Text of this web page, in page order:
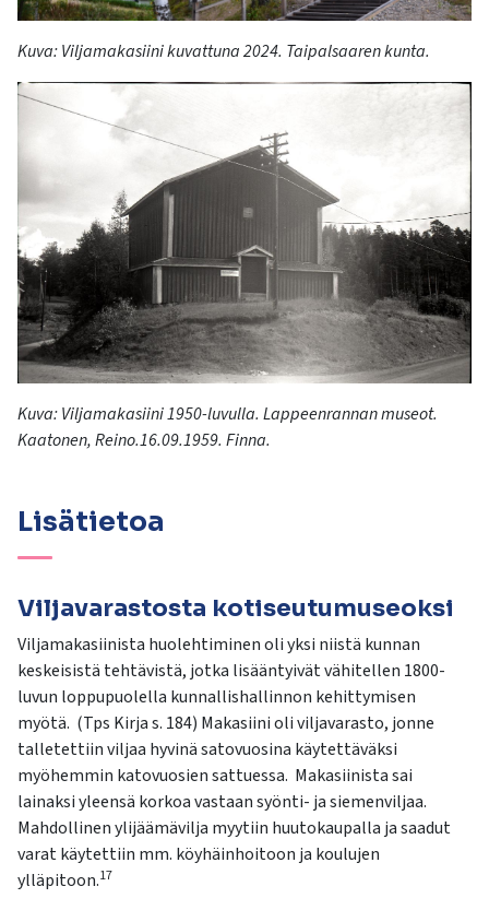
Kuva:Viljamakasiini kuvattuna 2024. Taipalsaaren kunta.
Kuva: Viljamakasiini 1950-luvulla. Lappeenrannan museot.
Kaatonen, Reino.16.09.1959. Finna.
Lisätietoa
Viljavarastosta kotiseutumuseoksi
Viljamakasiinista huolehtiminen oli yksi niistä kunnan
keskeisistä tehtävistä, jotka lisääntyivät vähitellen 1800-
luvun loppupuolella kunnallishallinnon kehittymisen
myötä. (Tps Kirja s. 184) Makasiini oli viljavarasto, jonne
talletettiin viljaa hyvinä satovuosina käytettäväksi
myöhemmin katovuosien sattuessa. Makasiinista sai
lainaksi yleensä korkoa vastaan syönti- ja siemenviljaa.
Mahdollinen ylijäämävilja myytiin huutokaupalla ja saadut
varat käytettiin mm. köyhäinhoitoon ja koulujen
ylläpitoon.17